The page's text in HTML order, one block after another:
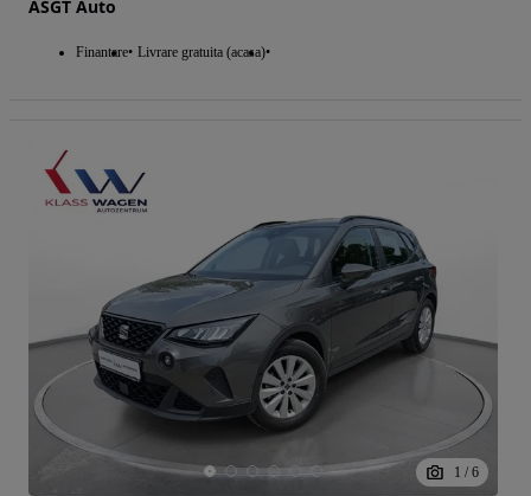
ASGT Auto
Finantare Livrare gratuita (acasa)
1 / 6